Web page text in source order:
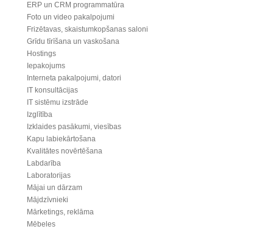
ERP un CRM programmatūra
Foto un video pakalpojumi
Frizētavas, skaistumkopšanas saloni
Grīdu tīrīšana un vaskošana
Hostings
Iepakojums
Interneta pakalpojumi, datori
IT konsultācijas
IT sistēmu izstrāde
Izglītība
Izklaides pasākumi, viesības
Kapu labiekārtošana
Kvalitātes novērtēšana
Labdarība
Laboratorijas
Mājai un dārzam
Mājdzīvnieki
Mārketings, reklāma
Mēbeles